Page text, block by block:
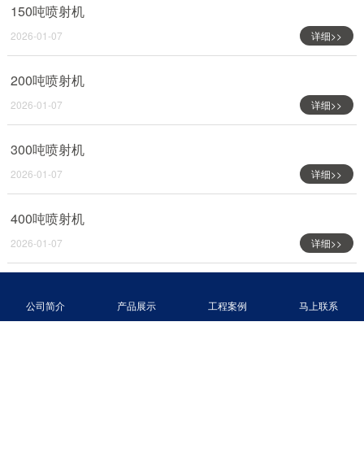
150吨喷射机
2026-01-07 详细>>
200吨喷射机
2026-01-07 详细>>
300吨喷射机
2026-01-07 详细>>
400吨喷射机
2026-01-07 详细>>
2026-01-07 详细>>
公司简介 产品展示 工程案例 马上联系